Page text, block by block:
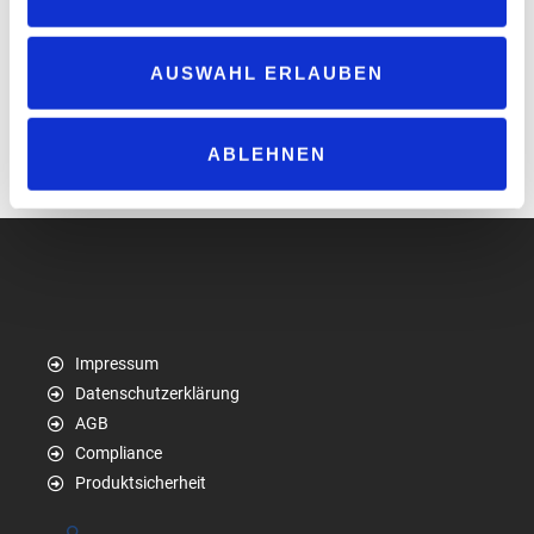
AUSWAHL ERLAUBEN
ABLEHNEN
„HUB4Trucks“ steht Nutzenden der „UTA One® next“ kostenfrei
zur Verfügung. Die OBU ermöglicht Mautabwicklungen in
Impressum
Datenschutzerklärung
AGB
Compliance
Produktsicherheit